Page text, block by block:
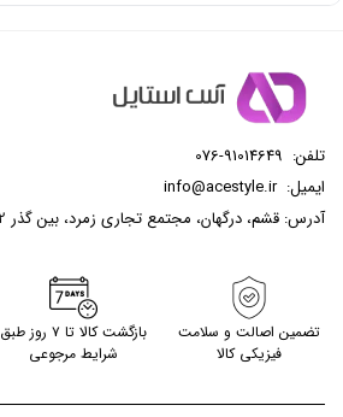
تلفن: 076-91014649
ایمیل:info@acestyle.ir
آدرس: قشم، درگهان، مجتمع تجاری زمرد، بین گذر 2 و 3، پلاک G8
تضمین اصالت و سلامت
فیزیکی کالا
بازگشت کالا تا ۷ روز طبق
شرایط مرجوعی